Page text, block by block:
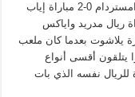
اهداف الشوط الاول مباراة ريال مدريد واياكس امستردام 0-2 مباراة إياب
ريال مدريد واياكس
يلاشوت بعدما كان ملعب
يتلقون أقسى أنواع
للريال نفسه الذي بات